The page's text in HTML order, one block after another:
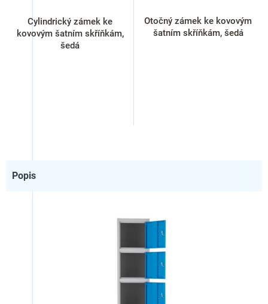
Cylindrický zámek ke
kovovým šatním skříňkám,
šedá
Otočný zámek ke kovovým
šatním skříňkám, šedá
Popis